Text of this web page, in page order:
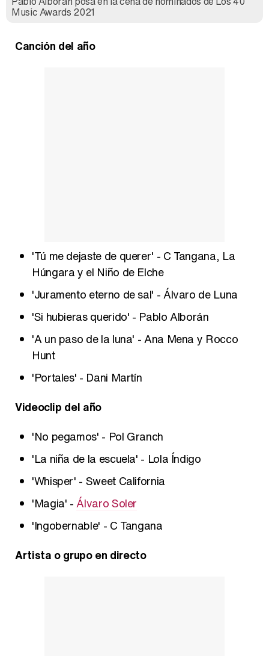
Music Awards 2021
Canción del año
'Tú me dejaste de querer' - C Tangana, La
Húngara y el Niño de Elche
'Juramento eterno de sal' - Álvaro de Luna
'Si hubieras querido' - Pablo Alborán
'A un paso de la luna' - Ana Mena y Rocco
Hunt
'Portales' - Dani Martín
Videoclip del año
'No pegamos' - Pol Granch
'La niña de la escuela' - Lola Índigo
'Whisper' - Sweet California
'Magia' -Álvaro Soler
'Ingobernable' - C Tangana
Artista o grupo en directo